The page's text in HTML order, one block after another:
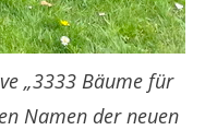
„3333 Bäume für
Namen der neuen